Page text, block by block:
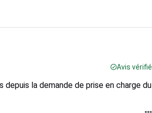
Avis vérifié
la demande de prise en charge du